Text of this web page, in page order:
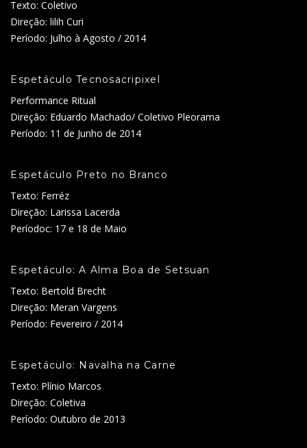
Texto: Coletivo
Direção: lilih Curi
Período: Julho à Agosto / 2014
Espetáculo Tecnosacripixel
Performance Ritual
Direção: Eduardo Machado/ Coletivo Pleorama
Período: 11 de Junho de 2014
Espetáculo Preto no Branco
Texto: Ferréz
Direção: Larissa Lacerda
Períodoc: 17 e 18 de Maio
Espetáculo: A Alma Boa de Setsuan
Texto: Bertold Brecht
Direção: Meran Vargens
Período: Fevereiro / 2014
Espetáculo: Navalha na Carne
Texto: Plínio Marcos
Direção: Coletiva
Período: Outubro de 2013